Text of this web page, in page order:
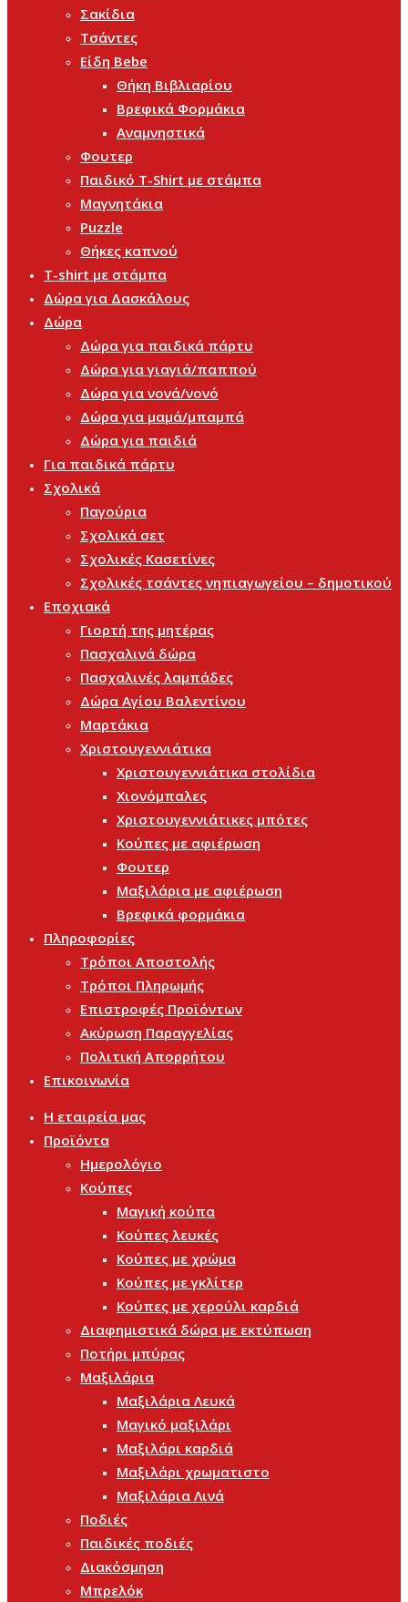
Σακίδια
Τσάντες
Είδη Bebe
Θήκη Βιβλιαρίου
Βρεφικά Φορμάκια
Αναμνηστικά
Φουτερ
Παιδικό T-Shirt με στάμπα
Μαγνητάκια
Puzzle
Θήκες καπνού
T-shirt με στάμπα
Δώρα για Δασκάλους
Δώρα
Δώρα για παιδικά πάρτυ
Δώρα για γιαγιά/παππού
Δώρα για νονά/νονό
Δώρα για μαμά/μπαμπά
Δώρα για παιδιά
Για παιδικά πάρτυ
Σχολικά
Παγούρια
Σχολικά σετ
Σχολικές Κασετίνες
Σχολικές τσάντες νηπιαγωγείου – δημοτικού
Εποχιακά
Γιορτή της μητέρας
Πασχαλινά δώρα
Πασχαλινές λαμπάδες
Δώρα Αγίου Βαλεντίνου
Μαρτάκια
Χριστουγεννιάτικα
Χριστουγεννιάτικα στολίδια
Χιονόμπαλες
Χριστουγεννιάτικες μπότες
Κούπες με αφιέρωση
Φουτερ
Μαξιλάρια με αφιέρωση
Βρεφικά φορμάκια
Πληροφορίες
Τρόποι Αποστολής
Τρόποι Πληρωμής
Επιστροφές Προϊόντων
Ακύρωση Παραγγελίας
Πολιτική Απορρήτου
Επικοινωνία
Η εταιρεία μας
Προϊόντα
Ημερολόγιο
Κούπες
Μαγική κούπα
Κούπες λευκές
Κούπες με χρώμα
Κούπες με γκλίτερ
Κούπες με χερούλι καρδιά
Διαφημιστικά δώρα με εκτύπωση
Ποτήρι μπύρας
Μαξιλάρια
Μαξιλάρια Λευκά
Μαγικό μαξιλάρι
Μαξιλάρι καρδιά
Μαξιλάρι χρωματιστο
Μαξιλάρια Λινά
Ποδιές
Παιδικές ποδιές
Διακόσμηση
Μπρελόκ